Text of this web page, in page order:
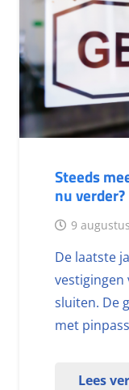
Steeds
nu verder?
9
De laatste
vestigingen
sluiten. De
met
Lees